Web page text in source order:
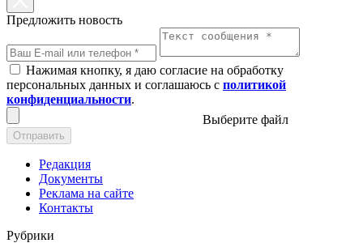
Предложить новость
Нажимая кнопку, я даю согласие на обработку
персональных данных и соглашаюсь с политикой
конфиденциальности.
Выберите файл
Отправить
Редакция
Документы
Реклама на сайте
Контакты
Рубрики